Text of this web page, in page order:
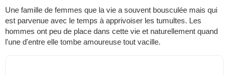
Une famille de femmes que la vie a souvent bousculée mais qui
est parvenue avec le temps à apprivoiser les tumultes. Les
hommes ont peu de place dans cette vie et naturellement quand
l'une d'entre elle tombe amoureuse tout vacille.